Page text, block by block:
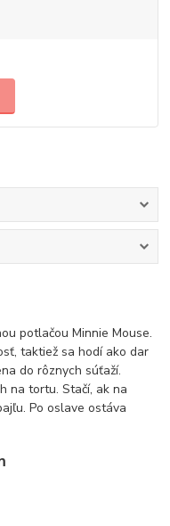
potlačou Minnie Mouse.
taktiež sa hodí ako dar
do rôznych súťaží.
na tortu. Stačí, ak na
Po oslave ostáva